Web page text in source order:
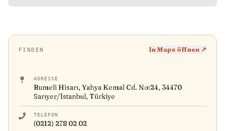
FINDEN In Maps öffnen ↗
ADRESSE
Rumeli Hisarı, Yahya Kemal Cd. No:24, 34470
Sarıyer/İstanbul, Türkiye
TELEFON
(0212) 278 02 02